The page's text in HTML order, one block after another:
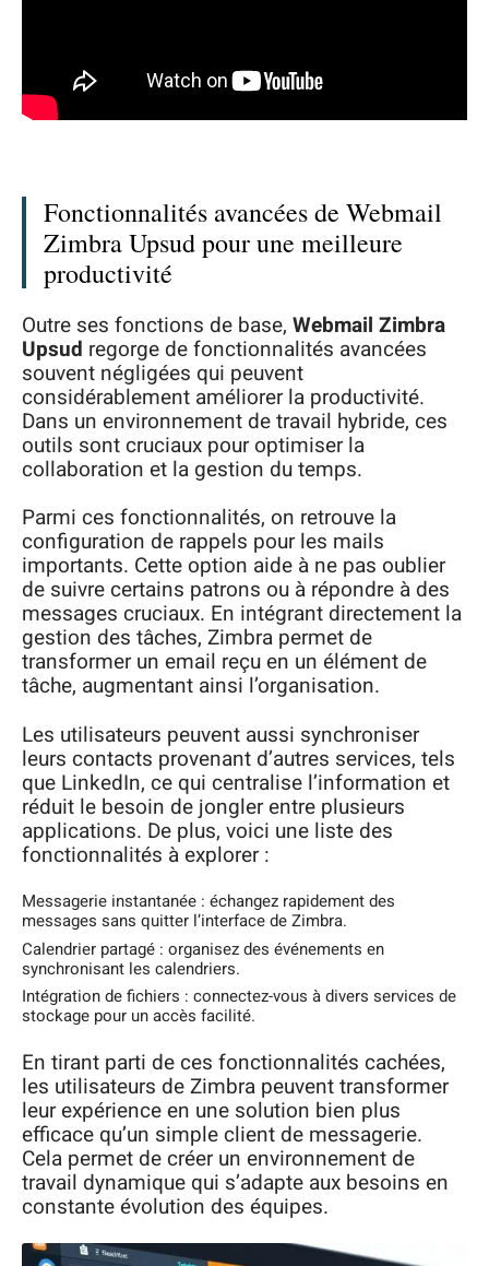
Fonctionnalités avancées de Webmail
Zimbra Upsud pour une meilleure
productivité
Outre ses fonctions de base, Webmail Zimbra
Upsud regorge de fonctionnalités avancées
souvent négligées qui peuvent
considérablement améliorer la productivité.
Dans un environnement de travail hybride, ces
outils sont cruciaux pour optimiser la
collaboration et la gestion du temps.
Parmi ces fonctionnalités, on retrouve la
configuration de rappels pour les mails
importants. Cette option aide à ne pas oublier
de suivre certains patrons ou à répondre à des
messages cruciaux. En intégrant directement la
gestion des tâches, Zimbra permet de
transformer un email reçu en un élément de
tâche, augmentant ainsi l’organisation.
Les utilisateurs peuvent aussi synchroniser
leurs contacts provenant d’autres services, tels
que LinkedIn, ce qui centralise l’information et
réduit le besoin de jongler entre plusieurs
applications. De plus, voici une liste des
fonctionnalités à explorer :
Messagerie instantanée : échangez rapidement des
messages sans quitter l’interface de Zimbra.
Calendrier partagé : organisez des événements en
synchronisant les calendriers.
Intégration de fichiers : connectez-vous à divers services de
stockage pour un accès facilité.
En tirant parti de ces fonctionnalités cachées,
les utilisateurs de Zimbra peuvent transformer
leur expérience en une solution bien plus
efficace qu’un simple client de messagerie.
Cela permet de créer un environnement de
travail dynamique qui s’adapte aux besoins en
constante évolution des équipes.